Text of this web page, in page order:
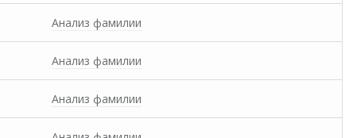
Анализ фамилии
Анализ фамилии
Анализ фамилии